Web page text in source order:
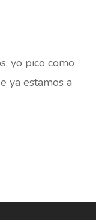
yo pico como
ya estamos a